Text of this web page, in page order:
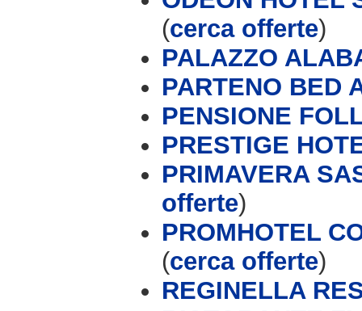
(cerca offerte)
PALAZZO
PARTENO BED
PENSIONE
PRESTIGE
PRIMAVERA
offerte)
PROMHOTEL
(cerca offerte)
REGINELLA